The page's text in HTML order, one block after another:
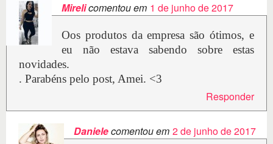
Mirelicomentou em 1 de junho de 2017
Oos produtos da empresa são ótimos, e
eu não estava sabendo sobre estas
novidades.
. Parabéns pelo post, Amei. <3
Responder
Danielecomentou em 2 de junho de 2017